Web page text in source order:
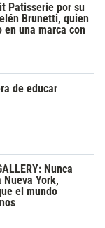
Patisserie por su
Brunetti, quien
una marca con
de educar
Nunca
Nueva York,
el mundo